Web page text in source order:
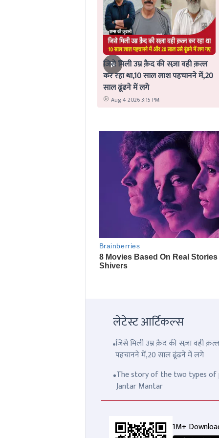
जिसे मिली उम्र क़ैद की सज़ा वही क़त्ल
कर रहा था,10 साल लाश पहचानने में,20
साल ढूंढने में लगे
Aug 4 2026 3:15 PM
लेटेस्ट आर्टिकल्स
जिसे मिली उम्र क़ैद की सज़ा वही
पहचानने में,20 साल ढूंढने में लगे
The story of the two types of
Jantar Mantar
1M+